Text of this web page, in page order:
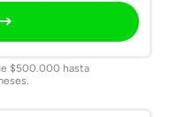
$500.000 hasta